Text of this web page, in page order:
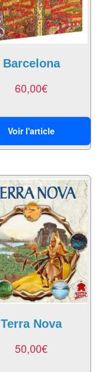
Barcelona
60,00€
Voir l'article
Terra Nova
50,00€